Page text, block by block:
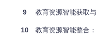
根据书籍类别、作者、主
文件结构，让用户不再需
9 教育资源智能获取与
10 教育资源智能整合：